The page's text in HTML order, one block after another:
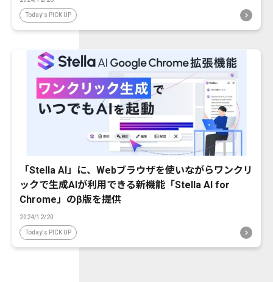
Today's PICK UP
「Stella AI」に、Webブラウザを使いながらワンクリ
ックで生成AIが利用できる新機能「Stella AI for
Chrome」のβ版を提供
2024/12/20
Today's PICK UP